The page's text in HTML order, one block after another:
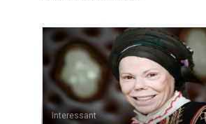
Interessant